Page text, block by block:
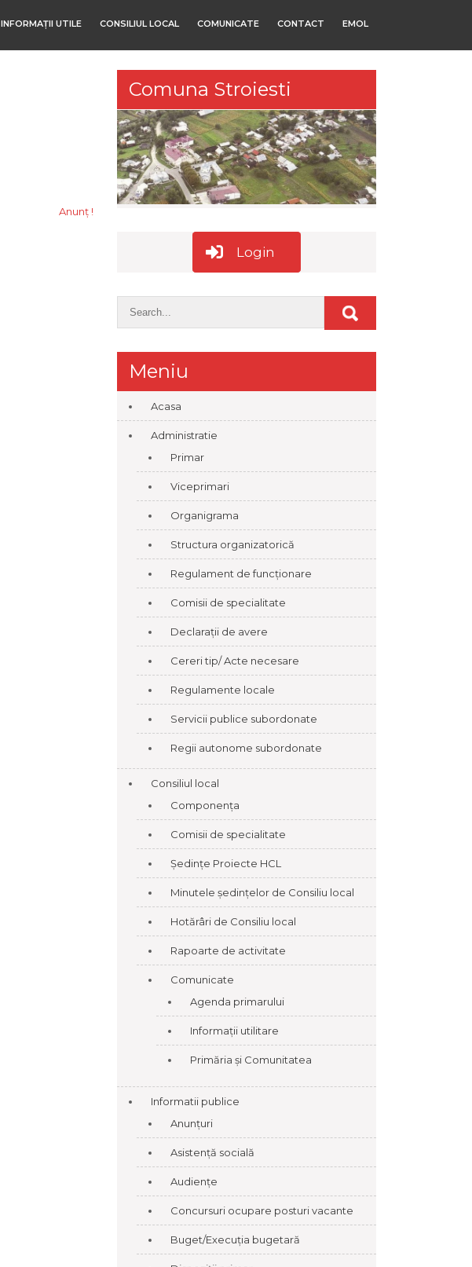
INFORMAȚII UTILE CONSILIUL LOCAL COMUNICATE CONTACT EMOL
Anunț !
Comuna Stroiesti
Login
Meniu
Acasa
Administratie
Primar
Viceprimari
Organigrama
Structura organizatorică
Regulament de funcționare
Comisii de specialitate
Declarații de avere
Cereri tip/ Acte necesare
Regulamente locale
Servicii publice subordonate
Regii autonome subordonate
Consiliul local
Componența
Comisii de specialitate
Ședințe Proiecte HCL
Minutele ședințelor de Consiliu local
Hotărâri de Consiliu local
Rapoarte de activitate
Comunicate
Agenda primarului
Informații utilitare
Primăria și Comunitatea
Informatii publice
Anunțuri
Asistență socială
Audiențe
Concursuri ocupare posturi vacante
Buget/Execuția bugetară